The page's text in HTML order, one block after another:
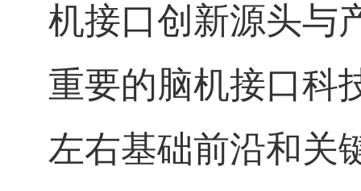
机接口创新源头与
重要的脑机接口科
左右基础前沿和关